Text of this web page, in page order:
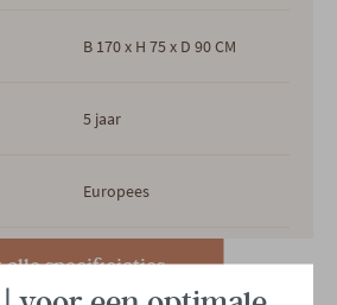
alle specificiaties
B 170 x H 75 x D 90 CM
5 jaar
Europees
Ja